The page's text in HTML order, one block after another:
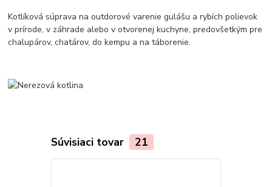
Kotlíková súprava na outdorové varenie gulášu a rybích polievok
v prírode, v záhrade alebo v otvorenej kuchyne, predovšetkým pre
chalupárov, chatárov, do kempu a na táborenie.
Súvisiaci tovar 21